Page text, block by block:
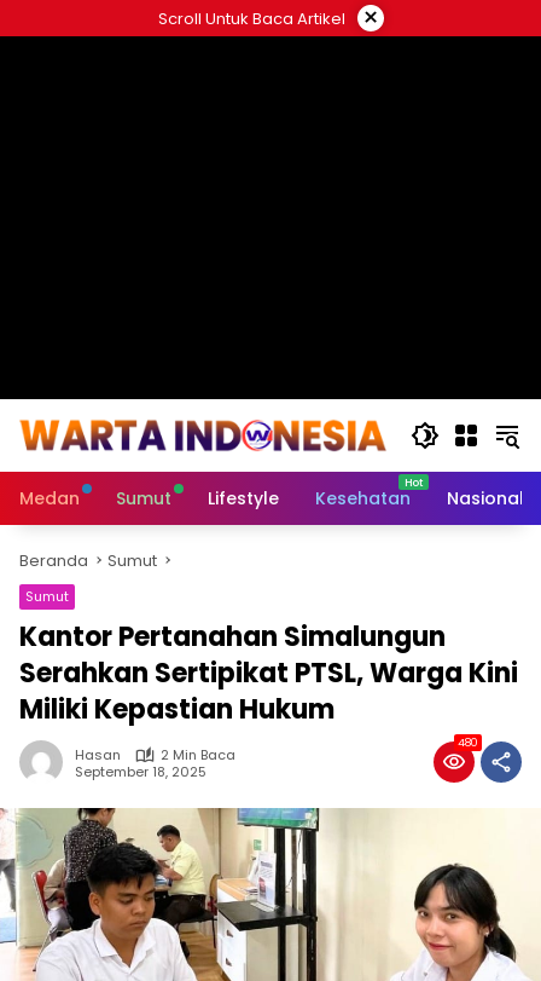
ke
Scroll Untuk Baca Artikel ×
Medan Sumut Lifestyle Kesehatan Nasional
Beranda Sumut
Sumut
Kantor Pertanahan Simalungun
Serahkan Sertipikat PTSL, Warga Kini
Miliki Kepastian Hukum
Hasan
2 Min Baca
September 18, 2025
480